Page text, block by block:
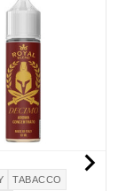
TABACCO
